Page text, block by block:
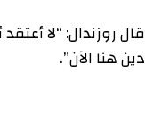
“لا أعتقد أنه
الآن”.